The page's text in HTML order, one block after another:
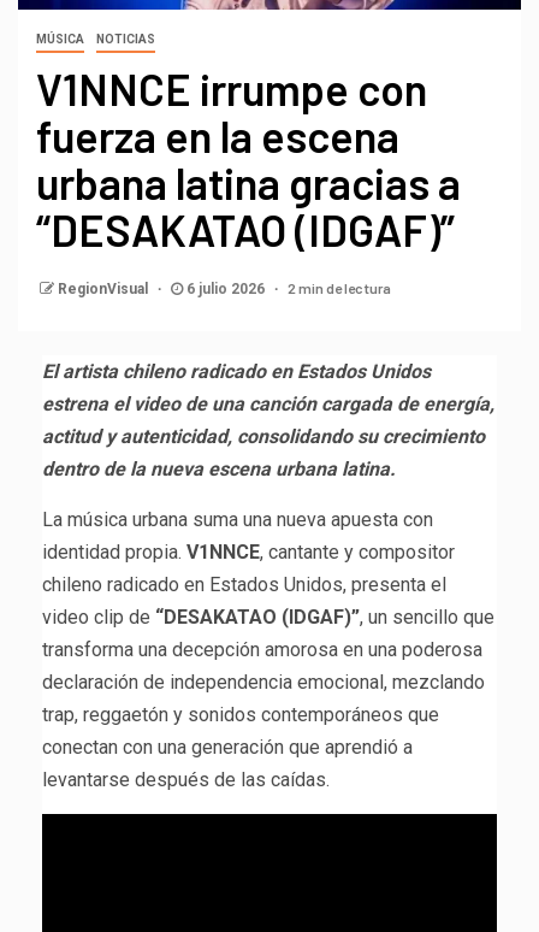
MÚSICA NOTICIAS
V1NNCE irrumpe con
fuerza en la escena
urbana latina gracias a
“DESAKATAO (IDGAF)”
RegionVisual 6 julio 2026 2 min de lectura
El artista chileno radicado en Estados Unidos
estrena el video de una canción cargada de energía,
actitud y autenticidad, consolidando su crecimiento
dentro de la nueva escena urbana latina.
La música urbana suma una nueva apuesta con
identidad propia. V1NNCE, cantante y compositor
chileno radicado en Estados Unidos, presenta el
video clip de “DESAKATAO (IDGAF)”, un sencillo que
transforma una decepción amorosa en una poderosa
declaración de independencia emocional, mezclando
trap, reggaetón y sonidos contemporáneos que
conectan con una generación que aprendió a
levantarse después de las caídas.